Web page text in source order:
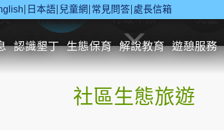
日本語 兒童網 常見問答 處長信箱
認識墾丁 生態保育 解說教育 遊憩服務
休閒遊憩 行政申辦 兒童
社區生態旅遊